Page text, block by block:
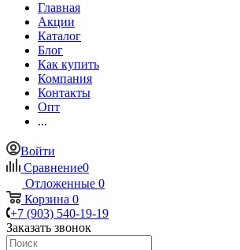
Главная
Акции
Каталог
Блог
Как купить
Компания
Контакты
Опт
...
Войти
Сравнение0
Отложенные 0
Корзина 0
+7 (903) 540-19-19
Заказать звонок